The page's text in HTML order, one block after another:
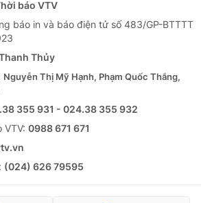
báo VTV
báo in và báo điện tử số 483/GP-BTTTT
Thủy
Nguyễn Thị Mỹ Hạnh, Phạm Quốc Thắng,
355 931 - 024.38 355 932
VTV: 0988 671 671
(024) 626 79595